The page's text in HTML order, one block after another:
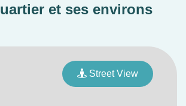
et ses environs
Street View